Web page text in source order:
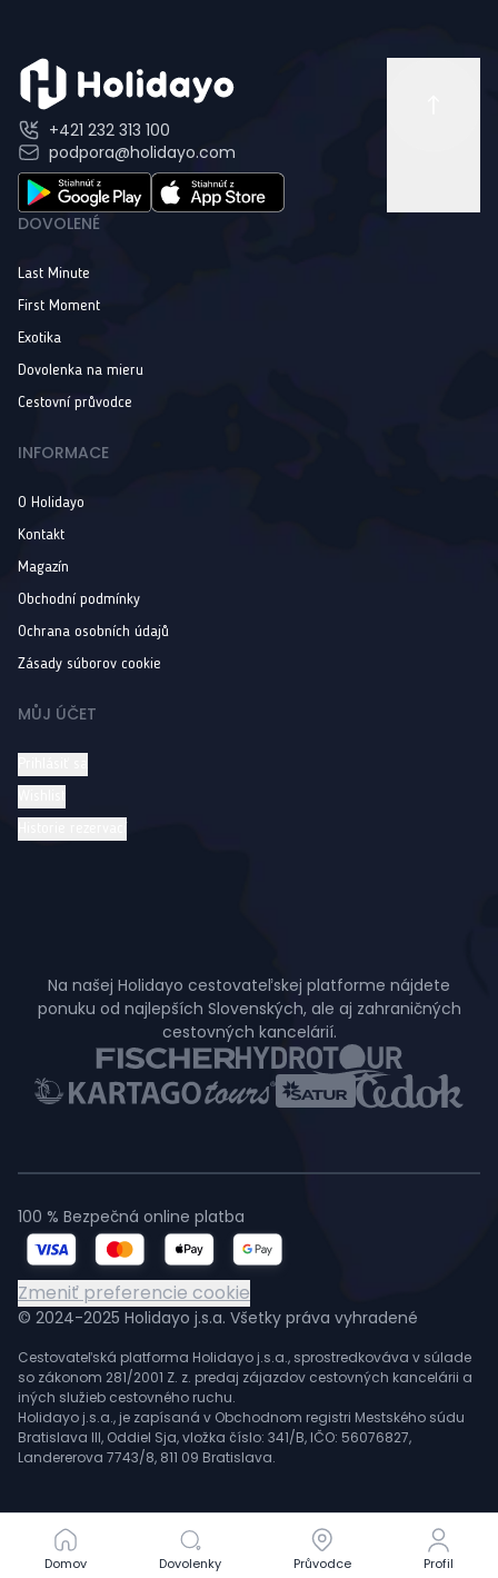
Domov Dovolenky Průvodce Profil
Domov Dovolenky Průvodce Profil
+421 232 313 100
podpora@holidayo.com
DOVOLENÉ
Last Minute
First Moment
Exotika
Dovolenka na mieru
Cestovní průvodce
INFORMACE
O Holidayo
Kontakt
Magazín
Obchodní podmínky
Ochrana osobních údajů
Zásady súborov cookie
MŮJ ÚČET
Na našej Holidayo cestovateľskej platforme nájdete
ponuku od najlepších Slovenských, ale aj zahraničných
cestovných kancelárií.
© 2024-2025 Holidayo j.s.a. Všetky práva vyhradené
Cestovateľská platforma Holidayo j.s.a., sprostredkováva v súlade
so zákonom 281/2001 Z. z. predaj zájazdov cestovných kancelárii a
iných služieb cestovného ruchu.
Holidayo j.s.a., je zapísaná v Obchodnom registri Mestského súdu
Bratislava III, Oddiel Sja, vložka číslo: 341/B, IČO: 56076827,
Landererova 7743/8, 811 09 Bratislava.
100 % Bezpečná online platba
Zmeniť preferencie cookie